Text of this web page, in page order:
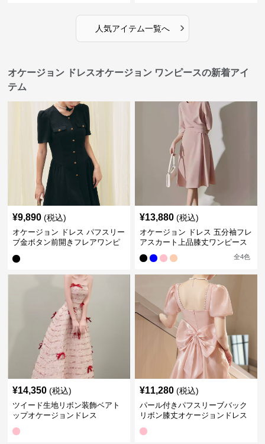
人気アイテム一覧へ ›
オケージョン ドレスオケージョン ワンピースの新着アイ
テム
¥9,890 (税込)
オケージョン ドレス パフスリー
ブ金ボタン前開きフレアワンピ
¥13,880 (税込)
オケージョン ドレス 五分袖フレ
アスカート上品膝丈ワンピース
全4色
¥14,350 (税込)
ツイード生地リボン装飾ベアト
ップオケージョンドレス
¥11,280 (税込)
パール付きパフスリーブバック
リボン膝丈オケージョンドレス